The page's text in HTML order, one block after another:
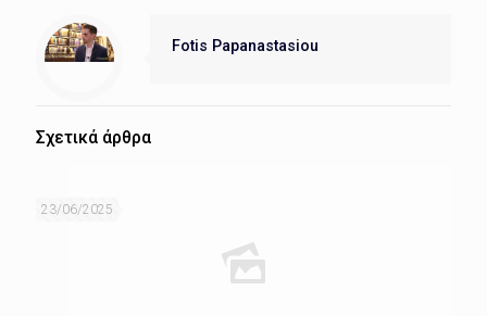
Fotis Papanastasiou
Σχετικά άρθρα
23/06/2025